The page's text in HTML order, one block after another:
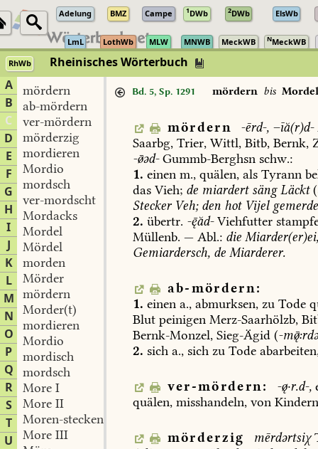
Adelung BMZ Campe 1DWb 2DWb ElsWb
LmL LothWb MLW MNWB MeckWB NMeckWB
RhWb
Rheinisches Wörterbuch
A
B
C
D
E
F
G
H
I
J
K
L
M
N
O
P
Q
R
S
T
U
mördern
ab-mördern
ver-mördern
mörderzig
mordieren
Mordio
mordsch
ver-mordscht
Mordacks
Mordel
Mördel
morden
Mörder
mördern
Morder(t)
mordieren
Mordio
mordisch
mordsch
More I
More II
Moren-stecken
More III
Bd. 5, Sp. 1291 mördern bis Mordel
mördern -ērd-,–īă(r)d-
Saarbg, Trier, Wittl, Bitb, Bernk,
-əd- Gummb-Berghsn schw.:
1. einen m., quälen, als Tyrann
das Vieh; de miardertsängLäckt
SteckerVeh;den hotVijel
2. übertr. -ăd-Viehfutter
Müllenb. — Abl.: die
Gemiardersch, de Miarderer.
ab-mördern:
1. einen a., abmurksen, zu Tode
Blut peinigen Merz-Saarhölzb,
Bernk-Monzel, Sieg-Ägid (-
2. sich a., sich zu Tode
ver-mördern: -·r.d-,
quälen, misshandeln, von
mörderzig mērdərtsiχ